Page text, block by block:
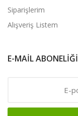
Siparişlerim
Alışveriş Listem
E-MAIL ABONELIĞI